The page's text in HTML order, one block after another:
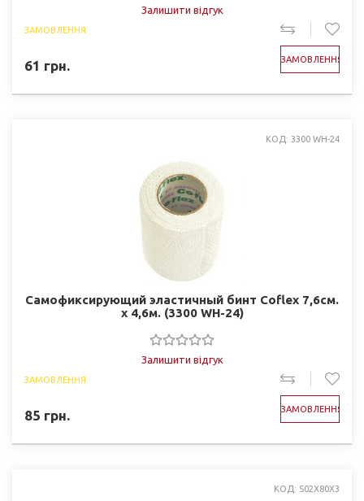
Залишити відгук
ЗАМОВЛЕННЯ
61 грн. ЗАМОВЛЕННЯ
КОД: 3300 WH-24
Самофиксирующий эластичный бинт Coflex 7,6см.
х 4,6м. (3300 WH-24)
Залишити відгук
ЗАМОВЛЕННЯ
85 грн. ЗАМОВЛЕННЯ
КОД: S02Х80Х3